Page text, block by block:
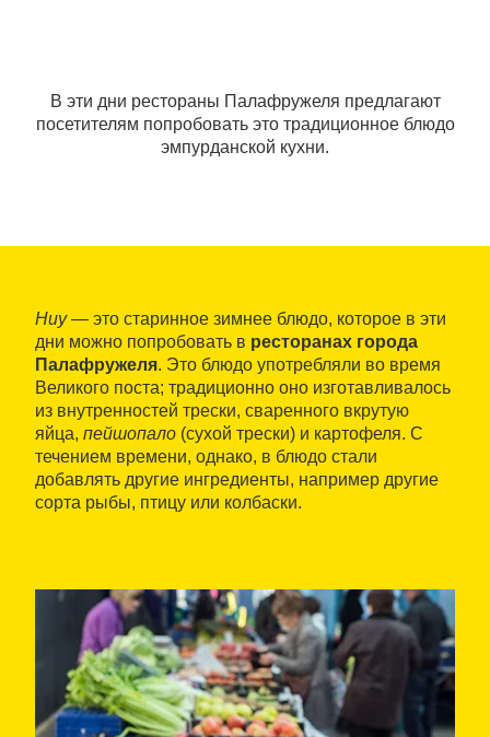
В эти дни рестораны Палафружеля предлагают
посетителям попробовать это традиционное блюдо
эмпурданской кухни.
Ниу— это старинное зимнее блюдо, которое в эти
дни можно попробовать в ресторанах города
Палафружеля. Это блюдо употребляли во время
Великого поста; традиционно оно изготавливалось
из внутренностей трески, сваренного вкрутую
яйца, пейшопало (сухой трески) и картофеля. С
течением времени, однако, в блюдо стали
добавлять другие ингредиенты, например другие
сорта рыбы, птицу или колбаски.